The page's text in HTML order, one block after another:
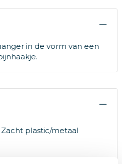
in de vorm van een
Zacht plastic/metaal